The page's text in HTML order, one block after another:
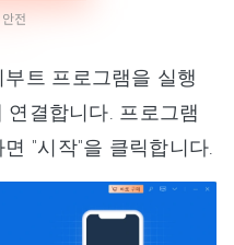
트 프로그램을 실행
결합니다. 프로그램
"시작"을 클릭합니다.